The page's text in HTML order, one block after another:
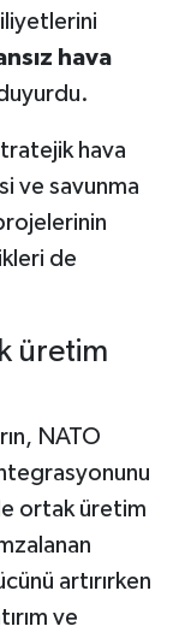
hava
hava
ve savunma
de
üretim
NATO
ortak üretim
artırırken
ve